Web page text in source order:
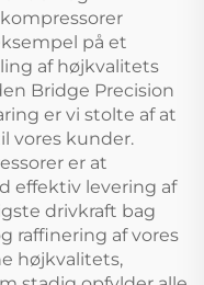
på et
af højkvalitets
Bridge Precision
er vi stolte af at
vores kunder.
er at
effektiv levering af
drivkraft bag
raffinering af vores
højkvalitets,